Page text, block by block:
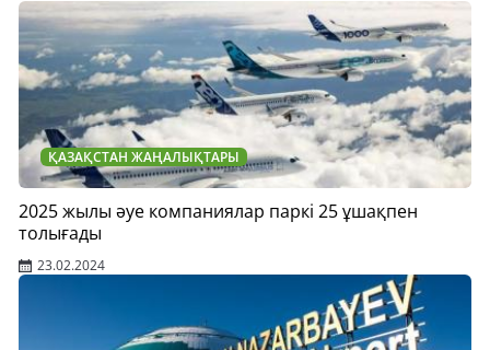
ҚАЗАҚСТАН ЖАҢАЛЫҚТАРЫ
2025 жылы әуе компаниялар паркі 25 ұшақпен
толығады
23.02.2024